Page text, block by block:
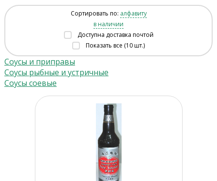
Сортировать по: алфавиту
в наличии
Доступна доставка почтой
Показать все (10 шт.)
Соусы и приправы
Соусы рыбные и устричные
Соусы соевые